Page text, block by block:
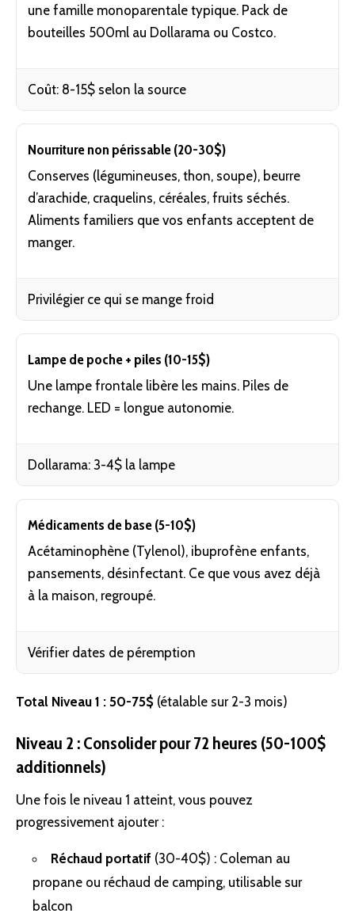
une famille monoparentale typique. Pack de
bouteilles 500ml au Dollarama ou Costco.
Coût: 8-15$ selon la source
Nourriture non périssable (20-30$)
Conserves (légumineuses, thon, soupe), beurre
d’arachide, craquelins, céréales, fruits séchés.
Aliments familiers que vos enfants acceptent de
manger.
Privilégier ce qui se mange froid
Lampe de poche + piles (10-15$)
Une lampe frontale libère les mains. Piles de
rechange. LED = longue autonomie.
Dollarama: 3-4$ la lampe
Médicaments de base (5-10$)
Acétaminophène (Tylenol), ibuprofène enfants,
pansements, désinfectant. Ce que vous avez déjà
à la maison, regroupé.
Vérifier dates de péremption
Total Niveau 1 : 50-75$ (étalable sur 2-3 mois)
Niveau 2 : Consolider pour 72 heures (50-100$
additionnels)
Une fois le niveau 1 atteint, vous pouvez
progressivement ajouter :
Réchaud portatif (30-40$) : Coleman au
propane ou réchaud de camping, utilisable sur
balcon